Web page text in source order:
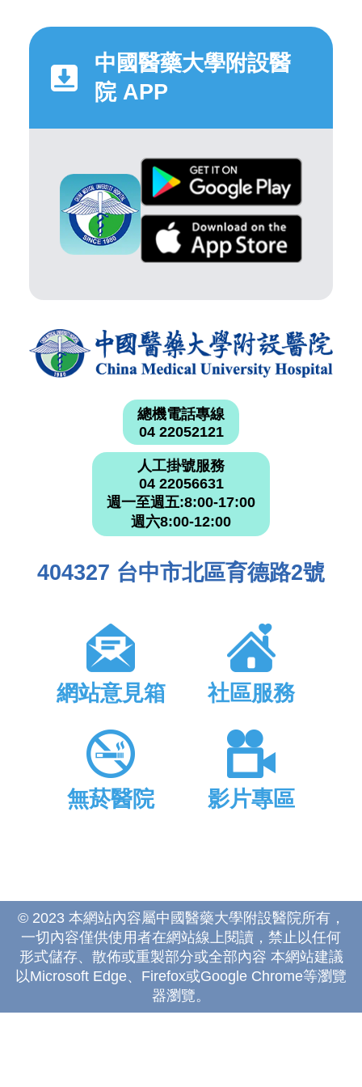
中國醫藥大學附設醫
院 APP
總機電話專線
04 22052121
人工掛號服務
04 22056631
週一至週五:8:00-17:00
週六8:00-12:00
404327 台中市北區育德路2號
網站意見箱 社區服務
無菸醫院 影片專區
© 2023 本網站內容屬中國醫藥大學附設醫院所有，
一切內容僅供使用者在網站線上閱讀，禁止以任何
形式儲存、散佈或重製部分或全部內容 本網站建議
以Microsoft Edge、Firefox或Google Chrome等瀏覽
器瀏覽。